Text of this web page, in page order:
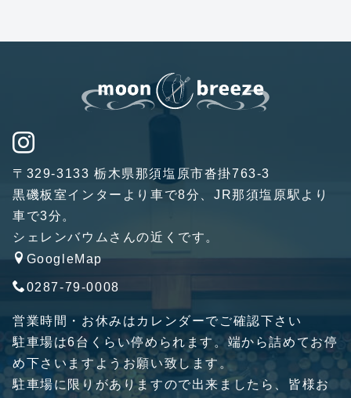
〒329-3133 栃木県那須塩原市沓掛763-3
黒磯板室インターより車で8分、JR那須塩原駅より
車で3分。
シェレンバウムさんの近くです。
GoogleMap
0287-79-0008
営業時間・お休みはカレンダーでご確認下さい
駐車場は6台くらい停められます。端から詰めてお停
め下さいますようお願い致します。
駐車場に限りがありますので出来ましたら、皆様お